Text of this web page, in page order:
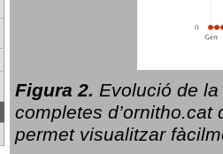
Figura 2. Evolució de la
completes d’ornitho.cat
permet visualitzar